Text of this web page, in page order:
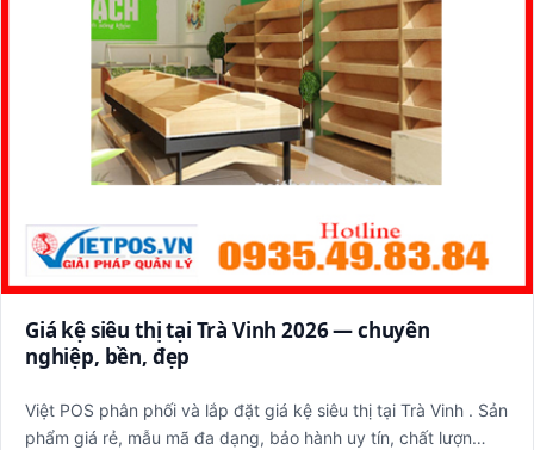
Giá kệ siêu thị tại Trà Vinh 2026 — chuyên
nghiệp, bền, đẹp
Việt POS phân phối và lắp đặt giá kệ siêu thị tại Trà Vinh . Sản
phẩm giá rẻ, mẫu mã đa dạng, bảo hành uy tín, chất lượn…